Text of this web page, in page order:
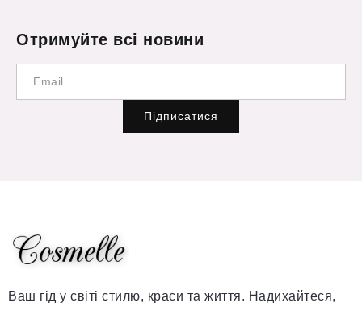
Отримуйте всі новини
Підписатися
Ваш гід у світі стилю, краси та життя. Надихайтеся,